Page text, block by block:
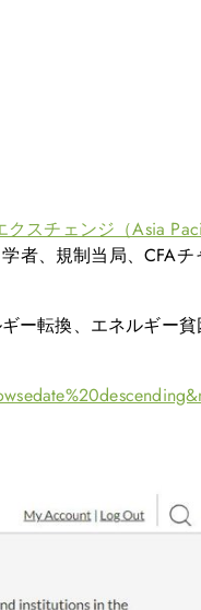
スチェンジ（Asia
者、規制当局、CFA
ー転換、エネルギー